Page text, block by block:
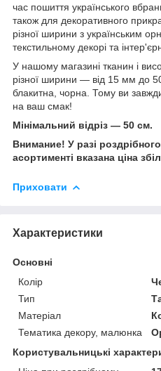
час пошиття українського
також для декоративного
різної ширини з українським
текстильному декорі та
У нашому магазині тканин і
різної ширини — від 15 мм до
блакитна, чорна. Тому ви завжди
на ваш смак!
Мінімальний відріз — 50 см.
Внимание! У разі
асортименті вказана ціна
Приховати
Характеристики
Основні
Колір
Тип
Матеріал
Тематика декору, малюнка
Користувальницькі